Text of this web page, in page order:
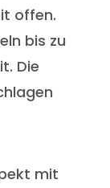
offen.
bis zu
Die
mit